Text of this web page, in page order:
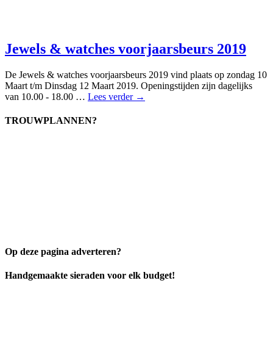
Jewels & watches voorjaarsbeurs 2019
De Jewels & watches voorjaarsbeurs 2019 vind plaats op zondag 10
Maart t/m Dinsdag 12 Maart 2019. Openingstijden zijn dagelijks
van 10.00 - 18.00 … Lees verder →
TROUWPLANNEN?
Op deze pagina adverteren?
Handgemaakte sieraden voor elk budget!